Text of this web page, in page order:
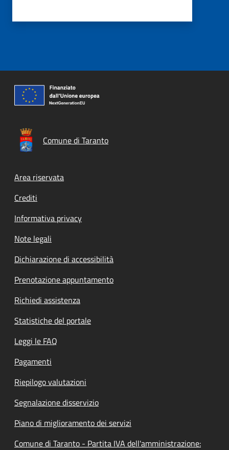
Comune di Taranto
Footer menu
Area riservata
Crediti
Informativa privacy
Note legali
Dichiarazione di accessibilità
Prenotazione appuntamento
Richiedi assistenza
Statistiche del portale
Leggi le FAQ
Pagamenti
Riepilogo valutazioni
Segnalazione disservizio
Piano di miglioramento dei servizi
Comune di Taranto - Partita IVA dell'amministrazione: